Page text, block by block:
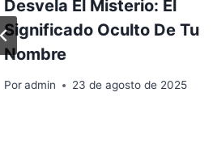
Desvela El Misterio: El
Significado Oculto De Tu
Nombre
Poradmin 23 de agosto de 2025